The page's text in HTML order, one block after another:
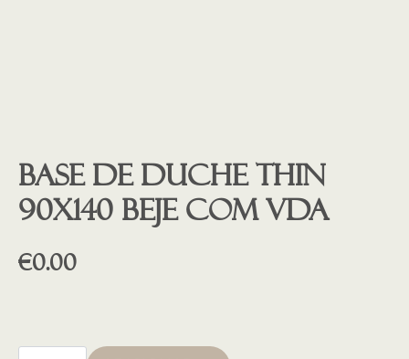
Base de duche THIN
90X140 BEJE COM VDA
€0.00
Quantidade